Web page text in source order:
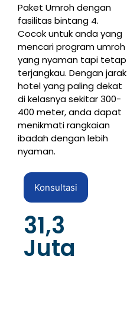
Paket Umroh dengan
fasilitas bintang 4.
Cocok untuk anda yang
mencari program umroh
yang nyaman tapi tetap
terjangkau. Dengan jarak
hotel yang paling dekat
di kelasnya sekitar 300-
400 meter, anda dapat
menikmati rangkaian
ibadah dengan lebih
nyaman.
Konsultasi
31,3
Juta